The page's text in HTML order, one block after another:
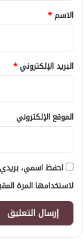
*
الاسم*
البريد الإلكتروني*
الموقع الإلكتروني
احفظ اسمي، بريدي
لاستخدامها المرة